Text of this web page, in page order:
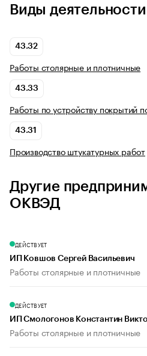
Виды деятельности
43.32
Работы столярные и плотничные
43.33
Работы по устройству покрытий
43.31
Производство штукатурных работ
Другие
ОКВЭД
ДЕЙСТВУЕТ
ИП Ковшов Сергей Васильевич
Работы столярные и плотничные
ДЕЙСТВУЕТ
ИП Смологонов Константин
Работы столярные и плотничные